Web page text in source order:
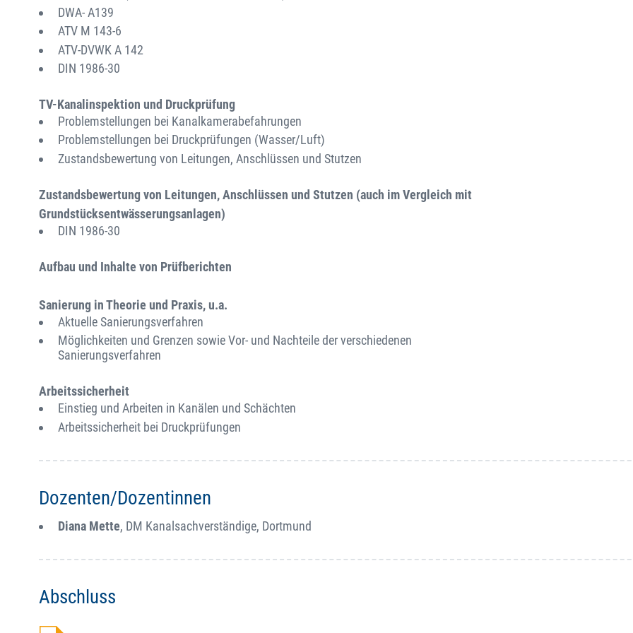
DWA- A139
ATV M 143-6
ATV-DVWK A 142
DIN 1986-30
TV-Kanalinspektion und Druckprüfung
Problemstellungen bei Kanalkamerabefahrungen
Problemstellungen bei Druckprüfungen (Wasser/Luft)
Zustandsbewertung von Leitungen, Anschlüssen und Stutzen
Zustandsbewertung von Leitungen, Anschlüssen und Stutzen (auch im Vergleich mit
Grundstücksentwässerungsanlagen)
DIN 1986-30
Aufbau und Inhalte von Prüfberichten
Sanierung in Theorie und Praxis, u.a.
Aktuelle Sanierungsverfahren
Möglichkeiten und Grenzen sowie Vor- und Nachteile der verschiedenen
Sanierungsverfahren
Arbeitssicherheit
Einstieg und Arbeiten in Kanälen und Schächten
Arbeitssicherheit bei Druckprüfungen
Dozenten/Dozentinnen
Diana Mette, DM Kanalsachverständige, Dortmund
Abschluss